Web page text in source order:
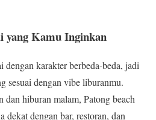
yang Kamu Inginkan
dengan karakter berbeda-beda, jadi
sesuai dengan vibe liburanmu.
dan hiburan malam, Patong beach
dekat dengan bar, restoran, dan